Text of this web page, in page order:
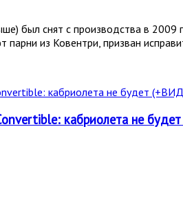
был снят с производства в 2009
из Ковентри, призван
кабриолета не